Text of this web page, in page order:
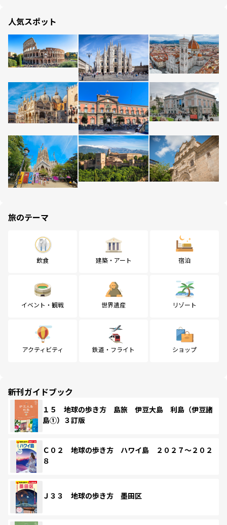
人気スポット
旅のテーマ
飲食 建築・アート 宿泊
イベント・観戦 世界遺産 リゾート
アクティビティ 鉄道・フライト ショップ
新刊ガイドブック
１５ 地球の歩き方 島旅 伊豆大島 利島（伊豆諸
島①）３訂版
Ｃ０２ 地球の歩き方 ハワイ島 ２０２７～２０２
８
Ｊ３３ 地球の歩き方 墨田区